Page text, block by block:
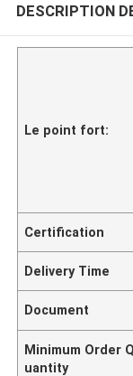
DESCRIPTION
Le point fort:
Certification
Delivery Time
Document
Minimum Order Q
uantity